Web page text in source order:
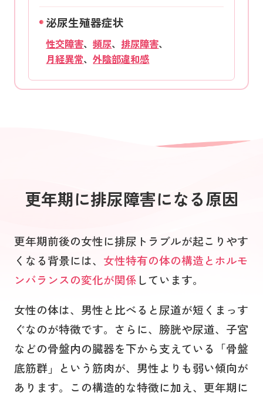
泌尿生殖器症状
性交障害、頻尿、 排尿障害、
月経異常、外陰部違和感
更年期に排尿障害になる原因
更年期前後の女性に排尿トラブルが起こりやす
くなる背景には、 女性特有の体の構造とホルモ
ンバランスの変化が関係 しています。
女性の体は、男性と比べると尿道が短くまっす
ぐなのが特徴です。さらに、膀胱や尿道、子宮
などの骨盤内の臓器を下から支えている「骨盤
底筋群」という筋肉が、男性よりも弱い傾向が
あります。この構造的な特徴に加え、更年期に